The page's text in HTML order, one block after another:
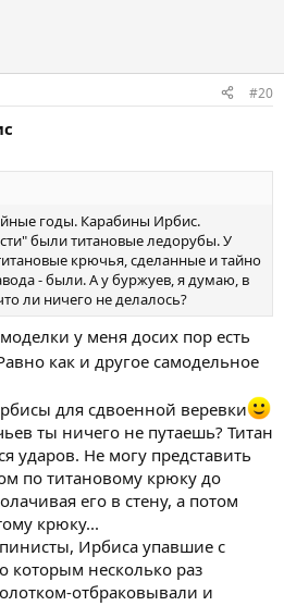
#20
годы. Карабины Ирбис.
были титановые ледорубы. У
крючья, сделанные и тайно
- были. А у буржуев, я думаю, в
ли ничего не делалось?
у меня досих пор есть
как и другое самодельное
для сдвоенной веревки
ты ничего не путаешь? Титан
ударов. Не могу представить
по титановому крюку до
его в стену, а потом
крюку...
Ирбиса упавшие с
которым несколько раз
отбраковывали и